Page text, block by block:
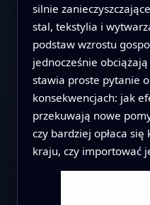
silnie
stal, tekstylia i
podstaw wzrostu
jednocześnie
stawia proste pytanie
konsekwencjach: jak
przekuwają nowe
czy bardziej opłaca
kraju, czy importować